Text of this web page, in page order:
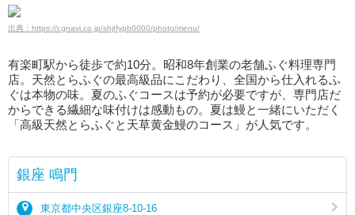
出典：https://r.gnavi.co.jp/shjtfypb0000/photo/menu/
有楽町駅から徒歩で約10分。昭和8年創業の老舗ふぐ料理専門
店。天然とらふぐの最高級品にこだわり、全国から仕入れるふ
ぐは本物の味。夏のふぐコースは予約が必要ですが、専門店だ
からできる繊細な味付けは感動もの。夏は鰻と一緒にいただく
「高級天然とらふぐと天草黄金鰻のコース」が人気です。
銀座 鳴門
東京都中央区銀座8-10-16